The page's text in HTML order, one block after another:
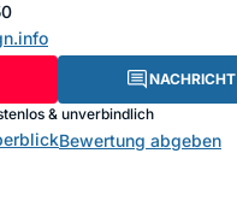
NACHRICHT
& unverbindlich
Bewertung abgeben